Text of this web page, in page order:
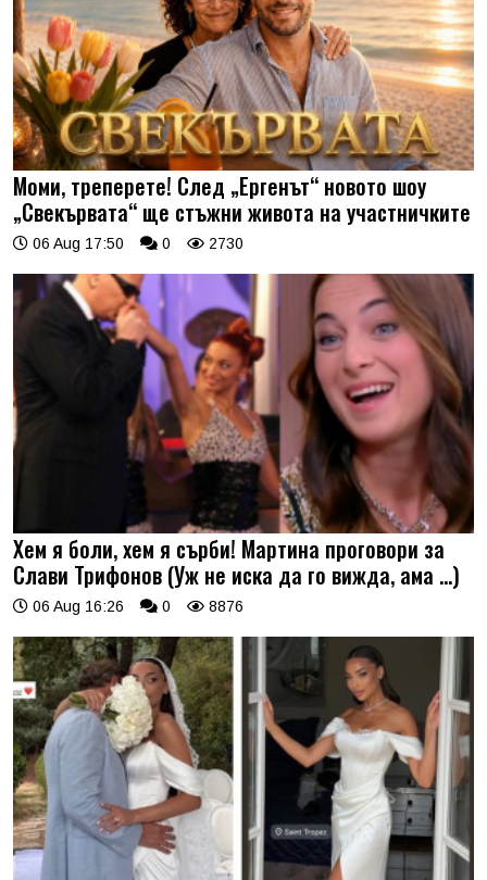
Моми, треперете! След „Ергенът“ новото шоу
„Свекървата“ ще стъжни живота на участничките
06 Aug 17:50 0 2730
Хем я боли, хем я сърби! Мартина проговори за
Слави Трифонов (Уж не иска да го вижда, ама …)
06 Aug 16:26 0 8876